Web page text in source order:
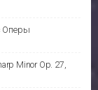
Оперы
Minor Op. 27,